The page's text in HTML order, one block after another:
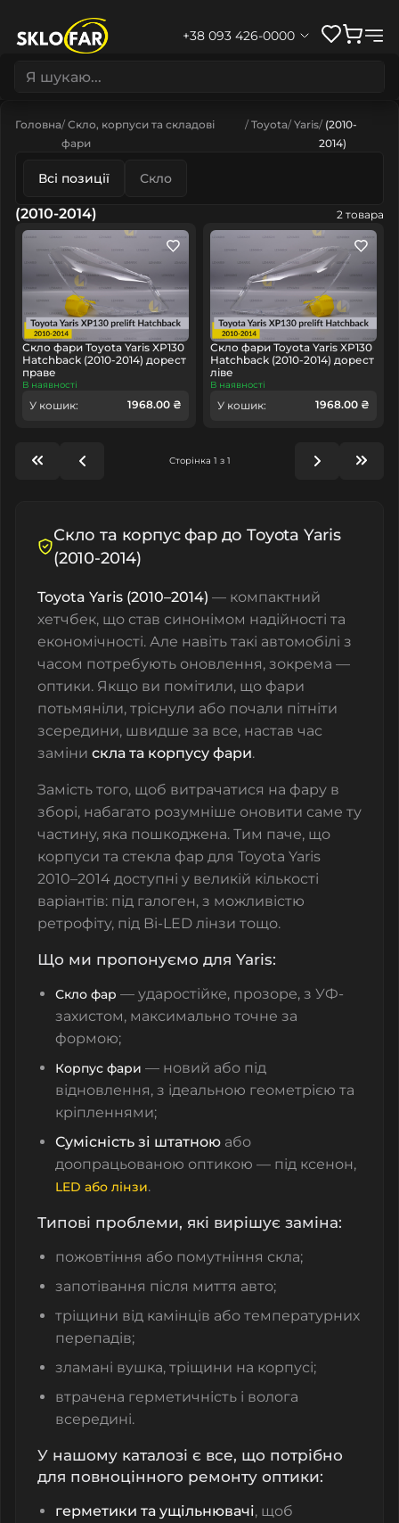
+38 093 426-0000
Головна Скло, корпуси та складові
фари
Toyota Yaris (2010-
2014)
Всі позиції Скло
(2010-2014) 2 товара
Скло фари Toyota Yaris XP130
Hatchback (2010-2014) дорест
праве
В наявності
У кошик: 1968.00 ₴
Скло фари Toyota Yaris XP130
Hatchback (2010-2014) дорест
ліве
В наявності
У кошик: 1968.00 ₴
Сторінка 1 з 1
Скло та корпус фар до Toyota Yaris
(2010-2014)
Toyota Yaris (2010–2014) — компактний
хетчбек, що став синонімом надійності та
економічності. Але навіть такі автомобілі з
часом потребують оновлення, зокрема —
оптики. Якщо ви помітили, що фари
потьмяніли, тріснули або почали пітніти
зсередини, швидше за все, настав час
заміни скла та корпусу фари.
Замість того, щоб витрачатися на фару в
зборі, набагато розумніше оновити саме ту
частину, яка пошкоджена. Тим паче, що
корпуси та стекла фар для Toyota Yaris
2010–2014 доступні у великій кількості
варіантів: під галоген, з можливістю
ретрофіту, під Bi-LED лінзи тощо.
Що ми пропонуємо для Yaris:
Скло фар — ударостійке, прозоре, з УФ-
захистом, максимально точне за
формою;
Корпус фари — новий або під
відновлення, з ідеальною геометрією та
кріпленнями;
Сумісність зі штатною або
доопрацьованою оптикою — під ксенон,
LED або лінзи.
Типові проблеми, які вирішує заміна:
пожовтіння або помутніння скла;
запотівання після миття авто;
тріщини від камінців або температурних
перепадів;
зламані вушка, тріщини на корпусі;
втрачена герметичність і волога
всередині.
У нашому каталозі є все, що потрібно
для повноцінного ремонту оптики:
герметики та ущільнювачі, щоб